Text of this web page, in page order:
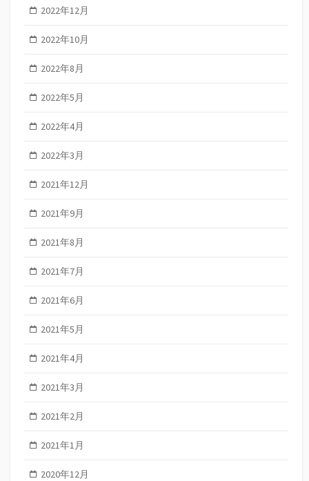
2022年12月
2022年10月
2022年8月
2022年5月
2022年4月
2022年3月
2021年12月
2021年9月
2021年8月
2021年7月
2021年6月
2021年5月
2021年4月
2021年3月
2021年2月
2021年1月
2020年12月